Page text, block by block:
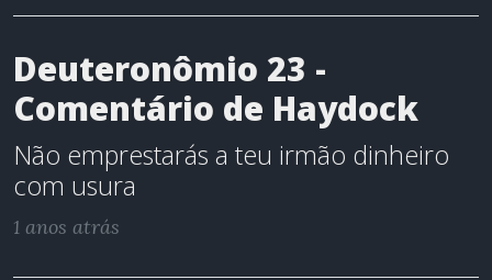
Deuteronômio 23 -
Comentário de Haydock
Não emprestarás a teu irmão dinheiro
com usura
1 anos atrás